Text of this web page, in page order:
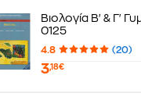
Βιολογία Β' & Γ'
0125
4.8 (20)
3,18€